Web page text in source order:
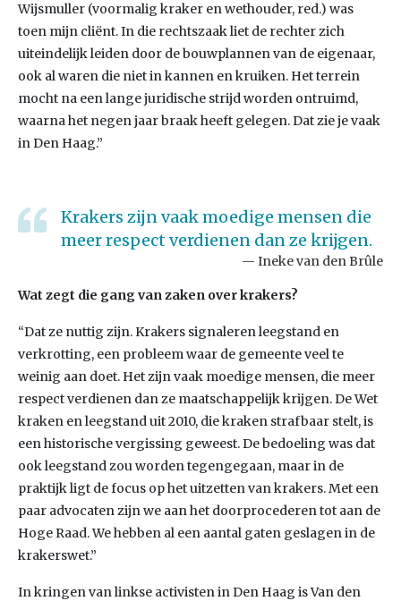
Wijsmuller (voormalig kraker en wethouder, red.) was
toen mijn cliënt. In die rechtszaak liet de rechter zich
uiteindelijk leiden door de bouwplannen van de eigenaar,
ook al waren die niet in kannen en kruiken. Het terrein
mocht na een lange juridische strijd worden ontruimd,
waarna het negen jaar braak heeft gelegen. Dat zie je vaak
in Den Haag.”
Krakers zijn vaak moedige mensen die
meer respect verdienen dan ze krijgen.
Ineke van den Brûle
Wat zegt die gang van zaken over krakers?
“Dat ze nuttig zijn. Krakers signaleren leegstand en
verkrotting, een probleem waar de gemeente veel te
weinig aan doet. Het zijn vaak moedige mensen, die meer
respect verdienen dan ze maatschappelijk krijgen. De Wet
kraken en leegstand uit 2010, die kraken strafbaar stelt, is
een historische vergissing geweest. De bedoeling was dat
ook leegstand zou worden tegengegaan, maar in de
praktijk ligt de focus op het uitzetten van krakers. Met een
paar advocaten zijn we aan het doorprocederen tot aan de
Hoge Raad. We hebben al een aantal gaten geslagen in de
krakerswet.”
In kringen van linkse activisten in Den Haag is Van den